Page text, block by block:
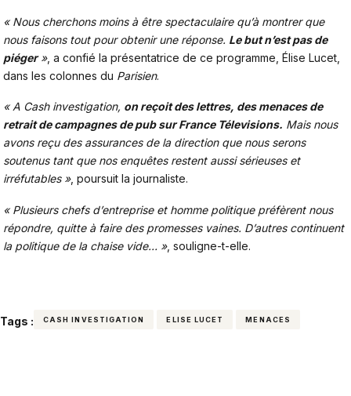
« Nous cherchons moins à être spectaculaire qu’à montrer que
nous faisons tout pour obtenir une réponse. Le but n’est pas de
piéger», a confié la présentatrice de ce programme, Élise Lucet,
dans les colonnes du Parisien.
« A Cash investigation, on reçoit des lettres, des menaces de
retrait de campagnes de pub sur France Télevisions. Mais nous
avons reçu des assurances de la direction que nous serons
soutenus tant que nos enquêtes restent aussi sérieuses et
irréfutables », poursuit la journaliste.
« Plusieurs chefs d’entreprise et homme politique préfèrent nous
répondre, quitte à faire des promesses vaines. D’autres continuent
la politique de la chaise vide… », souligne-t-elle.
Tags : CASH INVESTIGATION ELISE LUCET MENACES